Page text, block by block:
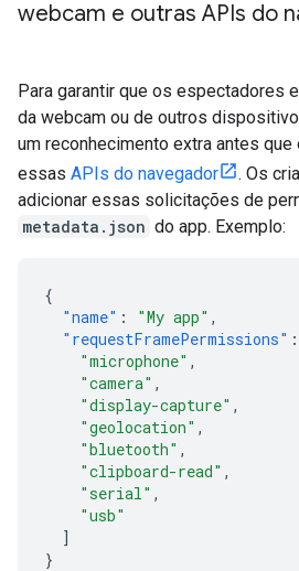
webcam e outras APIs do
Para garantir que os espectadores
da webcam ou de outros
um reconhecimento extra antes
essas APIs do navegador
. Os
adicionar essas solicitações de
metadata.json do app. Exemplo:
{
"name" : "My app" ,
"requestFramePermissions" :
"microphone" ,
"camera" ,
"display-capture" ,
"geolocation" ,
"bluetooth" ,
"clipboard-read" ,
"serial" ,
"usb"
]
}